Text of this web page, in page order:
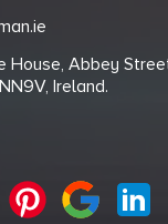
House, Abbey
Ireland.